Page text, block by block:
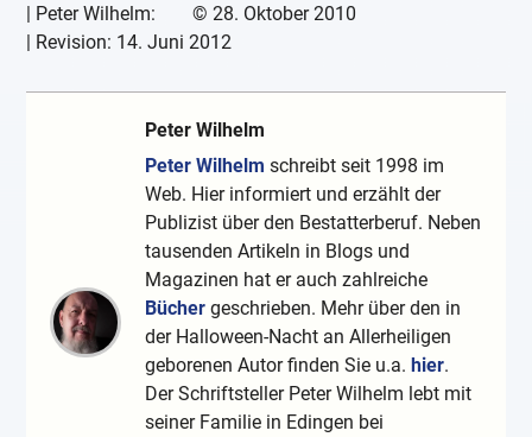
| Peter Wilhelm: © 28. Oktober 2010
| Revision: 14. Juni 2012
Peter Wilhelm
Peter Wilhelm schreibt seit 1998 im
Web. Hier informiert und erzählt der
Publizist über den Bestatterberuf. Neben
tausenden Artikeln in Blogs und
Magazinen hat er auch zahlreiche
Bücher geschrieben. Mehr über den in
der Halloween-Nacht an Allerheiligen
geborenen Autor finden Sie u.a.hier.
Der Schriftsteller Peter Wilhelm lebt mit
seiner Familie in Edingen bei